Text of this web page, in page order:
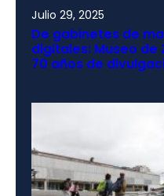
Julio 29, 2025
De gabinetes de
digitales: Museo
70 años de